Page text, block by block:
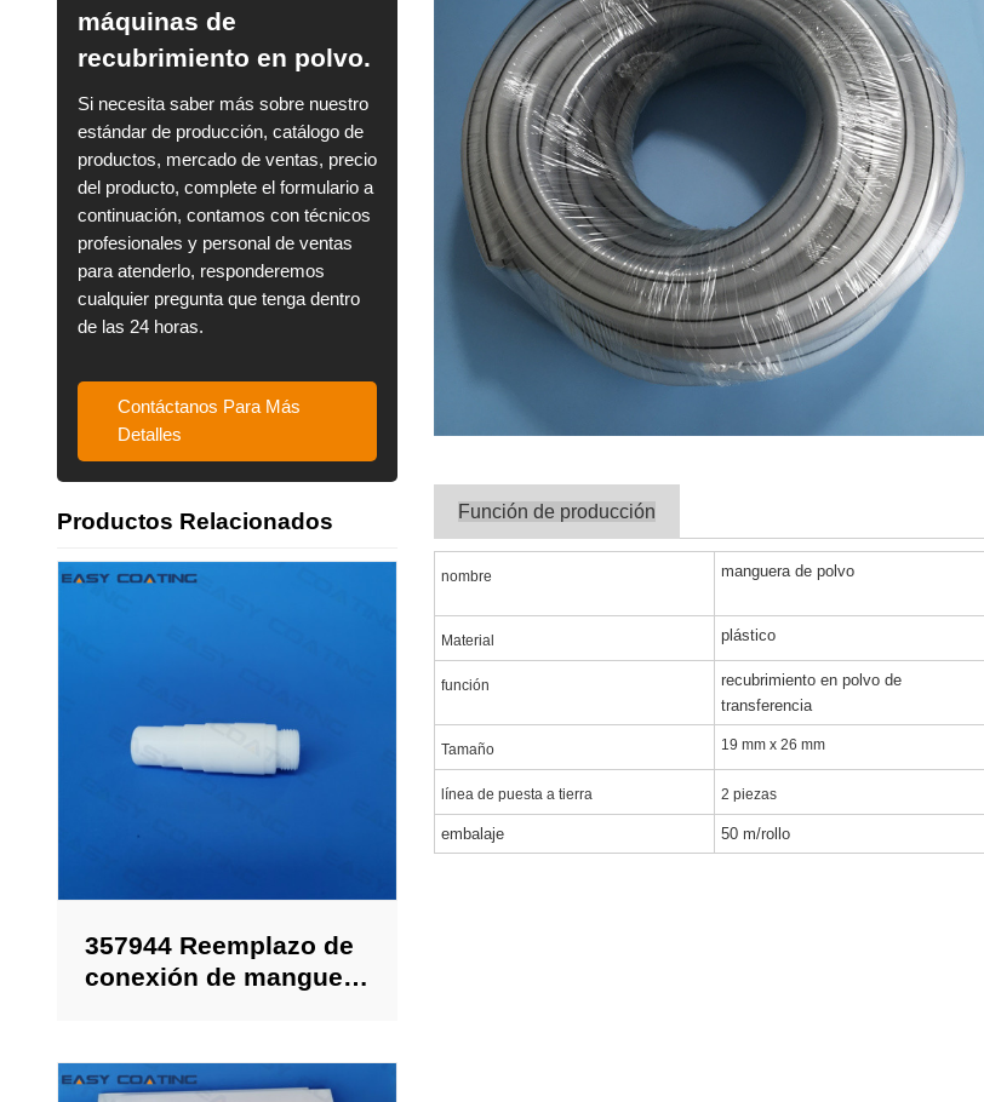
máquinas de
recubrimiento en polvo.
Si necesita saber más sobre nuestro
estándar de producción, catálogo de
productos, mercado de ventas, precio
del producto, complete el formulario a
continuación, contamos con técnicos
profesionales y personal de ventas
para atenderlo, responderemos
cualquier pregunta que tenga dentro
de las 24 horas.
Contáctanos Para Más
Detalles
Productos Relacionados
357944 Reemplazo de
conexión de manguera
PP01
Función de producción
nombre manguera de polvo
Material plástico
función
recubrimiento en polvo de
transferencia
Tamaño 19 mm x 26 mm
línea de puesta a tierra 2 piezas
embalaje 50 m/rollo